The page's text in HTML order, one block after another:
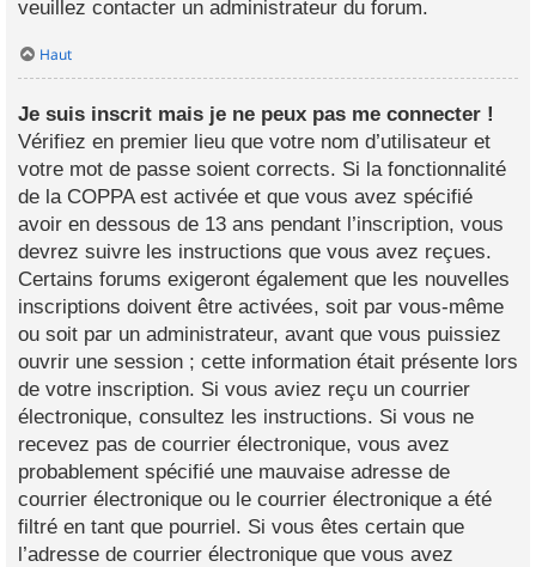
veuillez contacter un administrateur du forum.
Haut
Je suis inscrit mais je ne peux pas me connecter !
Vérifiez en premier lieu que votre nom d’utilisateur et
votre mot de passe soient corrects. Si la fonctionnalité
de la COPPA est activée et que vous avez spécifié
avoir en dessous de 13 ans pendant l’inscription, vous
devrez suivre les instructions que vous avez reçues.
Certains forums exigeront également que les nouvelles
inscriptions doivent être activées, soit par vous-même
ou soit par un administrateur, avant que vous puissiez
ouvrir une session ; cette information était présente lors
de votre inscription. Si vous aviez reçu un courrier
électronique, consultez les instructions. Si vous ne
recevez pas de courrier électronique, vous avez
probablement spécifié une mauvaise adresse de
courrier électronique ou le courrier électronique a été
filtré en tant que pourriel. Si vous êtes certain que
l’adresse de courrier électronique que vous avez